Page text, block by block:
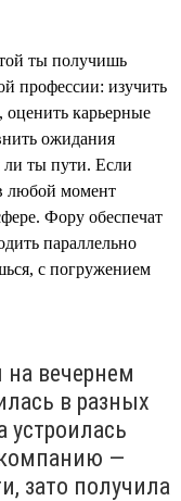
ты получишь
профессии: изучить
оценить карьерные
ожидания
ли ты пути. Если
любой момент
Фору обеспечат
параллельно
с погружением
на вечернем
в разных
устроилась
—
зато получила